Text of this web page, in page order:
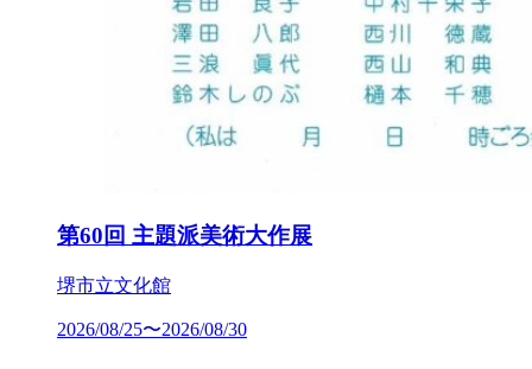
第60回 主題派美術大作展
堺市立文化館
2026/08/25〜2026/08/30